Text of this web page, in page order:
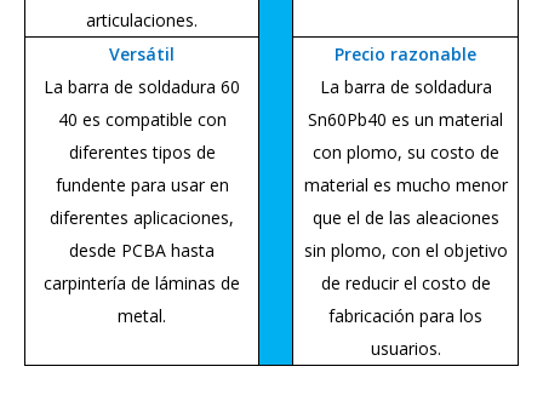
articulaciones.
Versátil
La barra de soldadura 60
40 es compatible con
diferentes tipos de
fundente para usar en
diferentes aplicaciones,
desde PCBA hasta
carpintería de láminas de
metal.
Precio razonable
La barra de soldadura
Sn60Pb40 es un material
con plomo, su costo de
material es mucho menor
que el de las aleaciones
sin plomo, con el objetivo
de reducir el costo de
fabricación para los
usuarios.